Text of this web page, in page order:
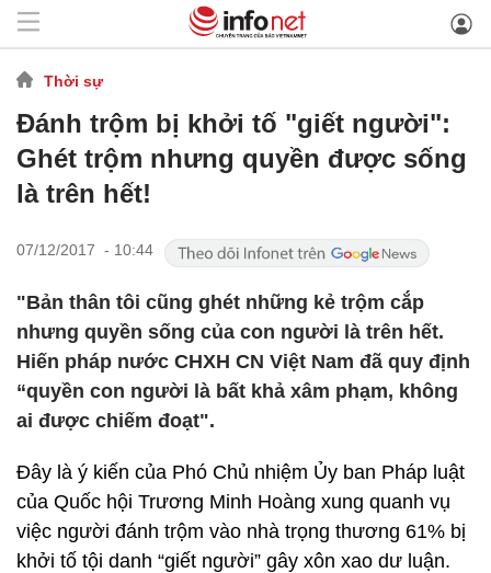
Thời sự
Đánh trộm bị khởi tố "giết người":
Ghét trộm nhưng quyền được sống
là trên hết!
07/12/2017 - 10:44
​"Bản thân tôi cũng ghét những kẻ trộm cắp
nhưng quyền sống của con người là trên hết.
Hiến pháp nước CHXH CN Việt Nam đã quy định
“quyền con người là bất khả xâm phạm, không
ai được chiếm đoạt".
Đây là ý kiến của Phó Chủ nhiệm Ủy ban Pháp luật
của Quốc hội Trương Minh Hoàng xung quanh vụ
việc người đánh trộm vào nhà trọng thương 61% bị
khởi tố tội danh “giết người” gây xôn xao dư luận.